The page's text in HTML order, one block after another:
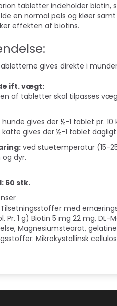
tabletter indeholder
en normal pels og kløer
effekten af biotins.
gives direkte i
ift. vægt:
af tabletter skal tilpasses
hunde gives der ½-1 tablet pr. 10
katte gives der ½-1 tablet dagligt
ved stuetemperatur (15-
dyr.
60 stk.
med
Pr. 1 g) Biotin 5 mg 22 mg,
Magnesiumstearat,
Mikrokystallinsk